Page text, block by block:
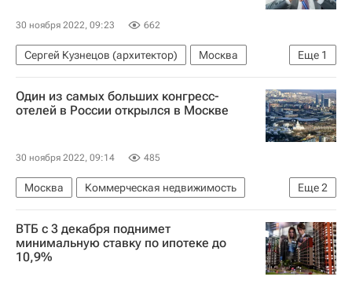
30 ноября 2022, 09:23 662
Еще 1
Сергей Кузнецов (архитектор)
Москва
Архитекторы
Один из самых больших конгресс-
отелей в России открылся в Москве
30 ноября 2022, 09:14 485
Еще2
Москва
Коммерческая недвижимость
Наталья Сергунина
Гостиницы
ВТБ с 3 декабря поднимет
минимальную ставку по ипотеке до
10,9%